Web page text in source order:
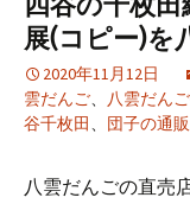
展(コピー)を
2020年11月12日
雲だんご、 八雲だん
谷千枚田、 団子の通販
八雲だんごの直売